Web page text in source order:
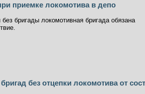
приемке локомотива в депо
бригады локомотивная бригада обязана
без отцепки локомотива от